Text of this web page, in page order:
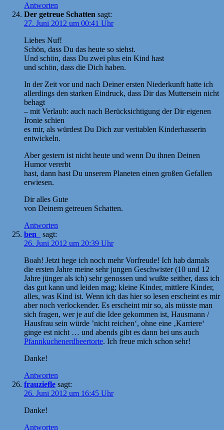
Antworten
Der getreue Schatten sagt:
27. Juni 2012 um 00:41 Uhr
Liebes Nuf!
Schön, dass Du das heute so siehst.
Und schön, dass Du zwei plus ein Kind hast
und schön, dass die Dich haben.
In der Zeit vor und nach Deiner ersten Niederkunft hatte ich
allerdings den starken Eindruck, dass Dir das Muttersein nicht
behagt
– mit Verlaub: auch nach Berücksichtigung der Dir eigenen
Ironie schien
es mir, als würdest Du Dich zur veritablen Kinderhasserin
entwickeln.
Aber gestern ist nicht heute und wenn Du ihnen Deinen
Humor vererbt
hast, dann hast Du unserem Planeten einen großen Gefallen
erwiesen.
Dir alles Gute
von Deinem getreuen Schatten.
Antworten
ben_
sagt:
26. Juni 2012 um 20:39 Uhr
Boah! Jetzt hege ich noch mehr Vorfreude! Ich hab damals
die ersten Jahre meine sehr jungen Geschwister (10 und 12
Jahre jünger als ich) sehr genossen und wußte seither, dass ich
das gut kann und leiden mag; kleine Kinder, mittlere Kinder,
alles, was Kind ist. Wenn ich das hier so lesen erscheint es mir
aber noch verlockender. Es erscheint mir so, als müsste man
sich fragen, wer je auf die Idee gekommen ist, Hausmann /
Hausfrau sein würde ’nicht reichen‘, ohne eine ‚Karriere‘
ginge est nicht … und abends gibt es dann bei uns auch
Pfannkuchenerdbeertorte. Ich freue mich schon sehr!
Danke!
Antworten
frauziefle sagt:
26. Juni 2012 um 16:45 Uhr
Danke!
Antworten